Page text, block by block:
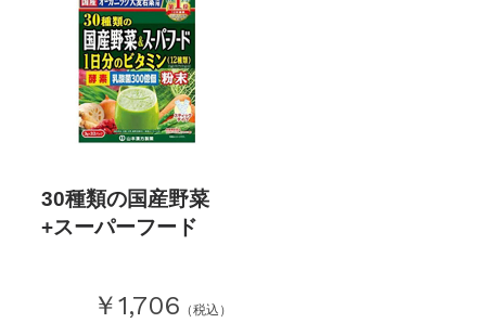
30種類の国産野菜
+スーパーフード
￥1,706 （税込）